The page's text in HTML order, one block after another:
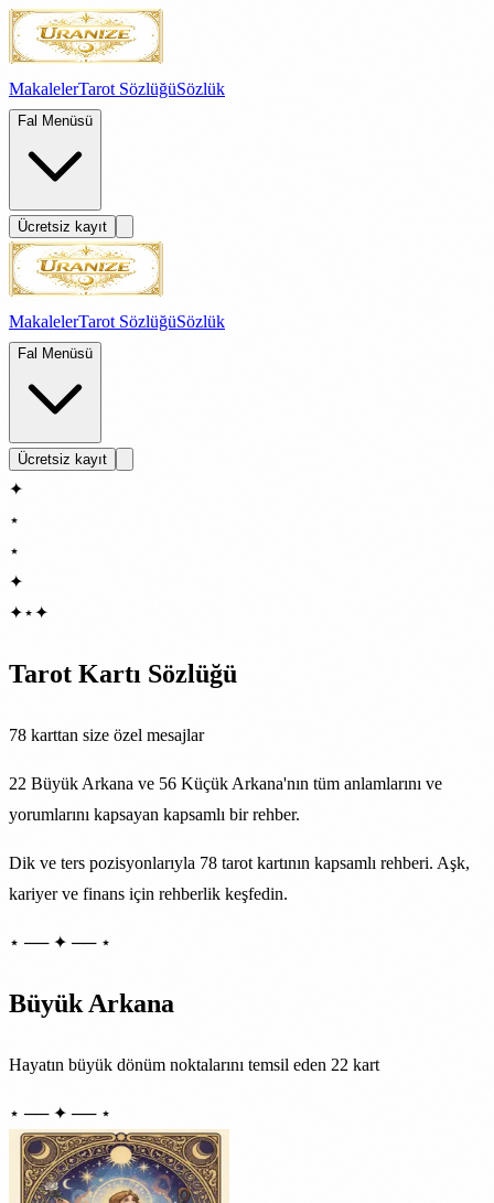
MakalelerTarot SözlüğüSözlük
Fal Menüsü
Ücretsiz kayıt
MakalelerTarot SözlüğüSözlük
Fal Menüsü
Ücretsiz kayıt
✦
⋆
⋆
✦
✦⋆✦
Tarot Kartı Sözlüğü
78 karttan size özel mesajlar
22 Büyük Arkana ve 56 Küçük Arkana'nın tüm anlamlarını ve
yorumlarını kapsayan kapsamlı bir rehber.
Dik ve ters pozisyonlarıyla 78 tarot kartının kapsamlı rehberi. Aşk,
kariyer ve finans için rehberlik keşfedin.
⋆ ── ✦ ── ⋆
Büyük Arkana
Hayatın büyük dönüm noktalarını temsil eden 22 kart
⋆ ── ✦ ── ⋆